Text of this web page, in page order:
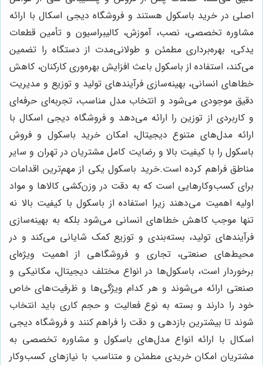
اصلی در خرید باسکول هستند و فروشگاه دیجی اسکال با ارائه
مشاوره تخصصی، نصب، آموزش، کالیبراسیون و تأمین قطعات
یدکی، بهره‌برداری مطمئن و طولانی‌مدت از دستگاه را تضمین
می‌کند، استفاده از باسکول باعث افزایش بهره‌وری کارکنان، کاهش
خطاهای انسانی، بهینه‌سازی فرآیندهای تولید و توزیع و مدیریت
دقیق موجودی می‌شود و انتخاب مدل مناسب، تجربه‌ای حرفه‌ای
و کاربردی از توزین را ارائه می‌دهد و فروشگاه دیجی اسکال با
ارائه مدل‌های متنوع دیجیتال، امکان خرید باسکول و فروش
باسکول را با کیفیت بالا و رضایت کامل مشتریان در تهران و سایر
مناطق فراهم کرده است.خرید باسکول یکی از مهم‌ترین اقدامات
برای کسب‌وکارهایی است که به دقت در وزن‌کشی کالاها و مواد
اولیه اهمیت می‌دهند زیرا استفاده از باسکول با کیفیت بالا نه
تنها موجب کاهش خطاهای انسانی می‌شود بلکه به بهینه‌سازی
فرآیندهای تولید، بسته‌بندی و توزیع کمک شایانی می‌کند و در
محیط‌های صنعتی، تجاری و فروشگاهی از اهمیت ویژه‌ای
برخوردار است، باسکول‌ها در انواع مختلف دیجیتال، مکانیکی و
صنعتی ارائه می‌شوند و هر کدام ویژگی‌ها و ظرفیت‌های خاص
خود را دارند و بسته به نوع فعالیت و حجم کاری باید انتخاب
شوند تا بیشترین بازدهی و دقت را فراهم کنند و فروشگاه دیجی
اسکال با ارائه انواع مدل‌های باسکول و مشاوره تخصصی به
مشتریان امکان خریدی مطمئن و متناسب با نیازهای کسب‌وکار